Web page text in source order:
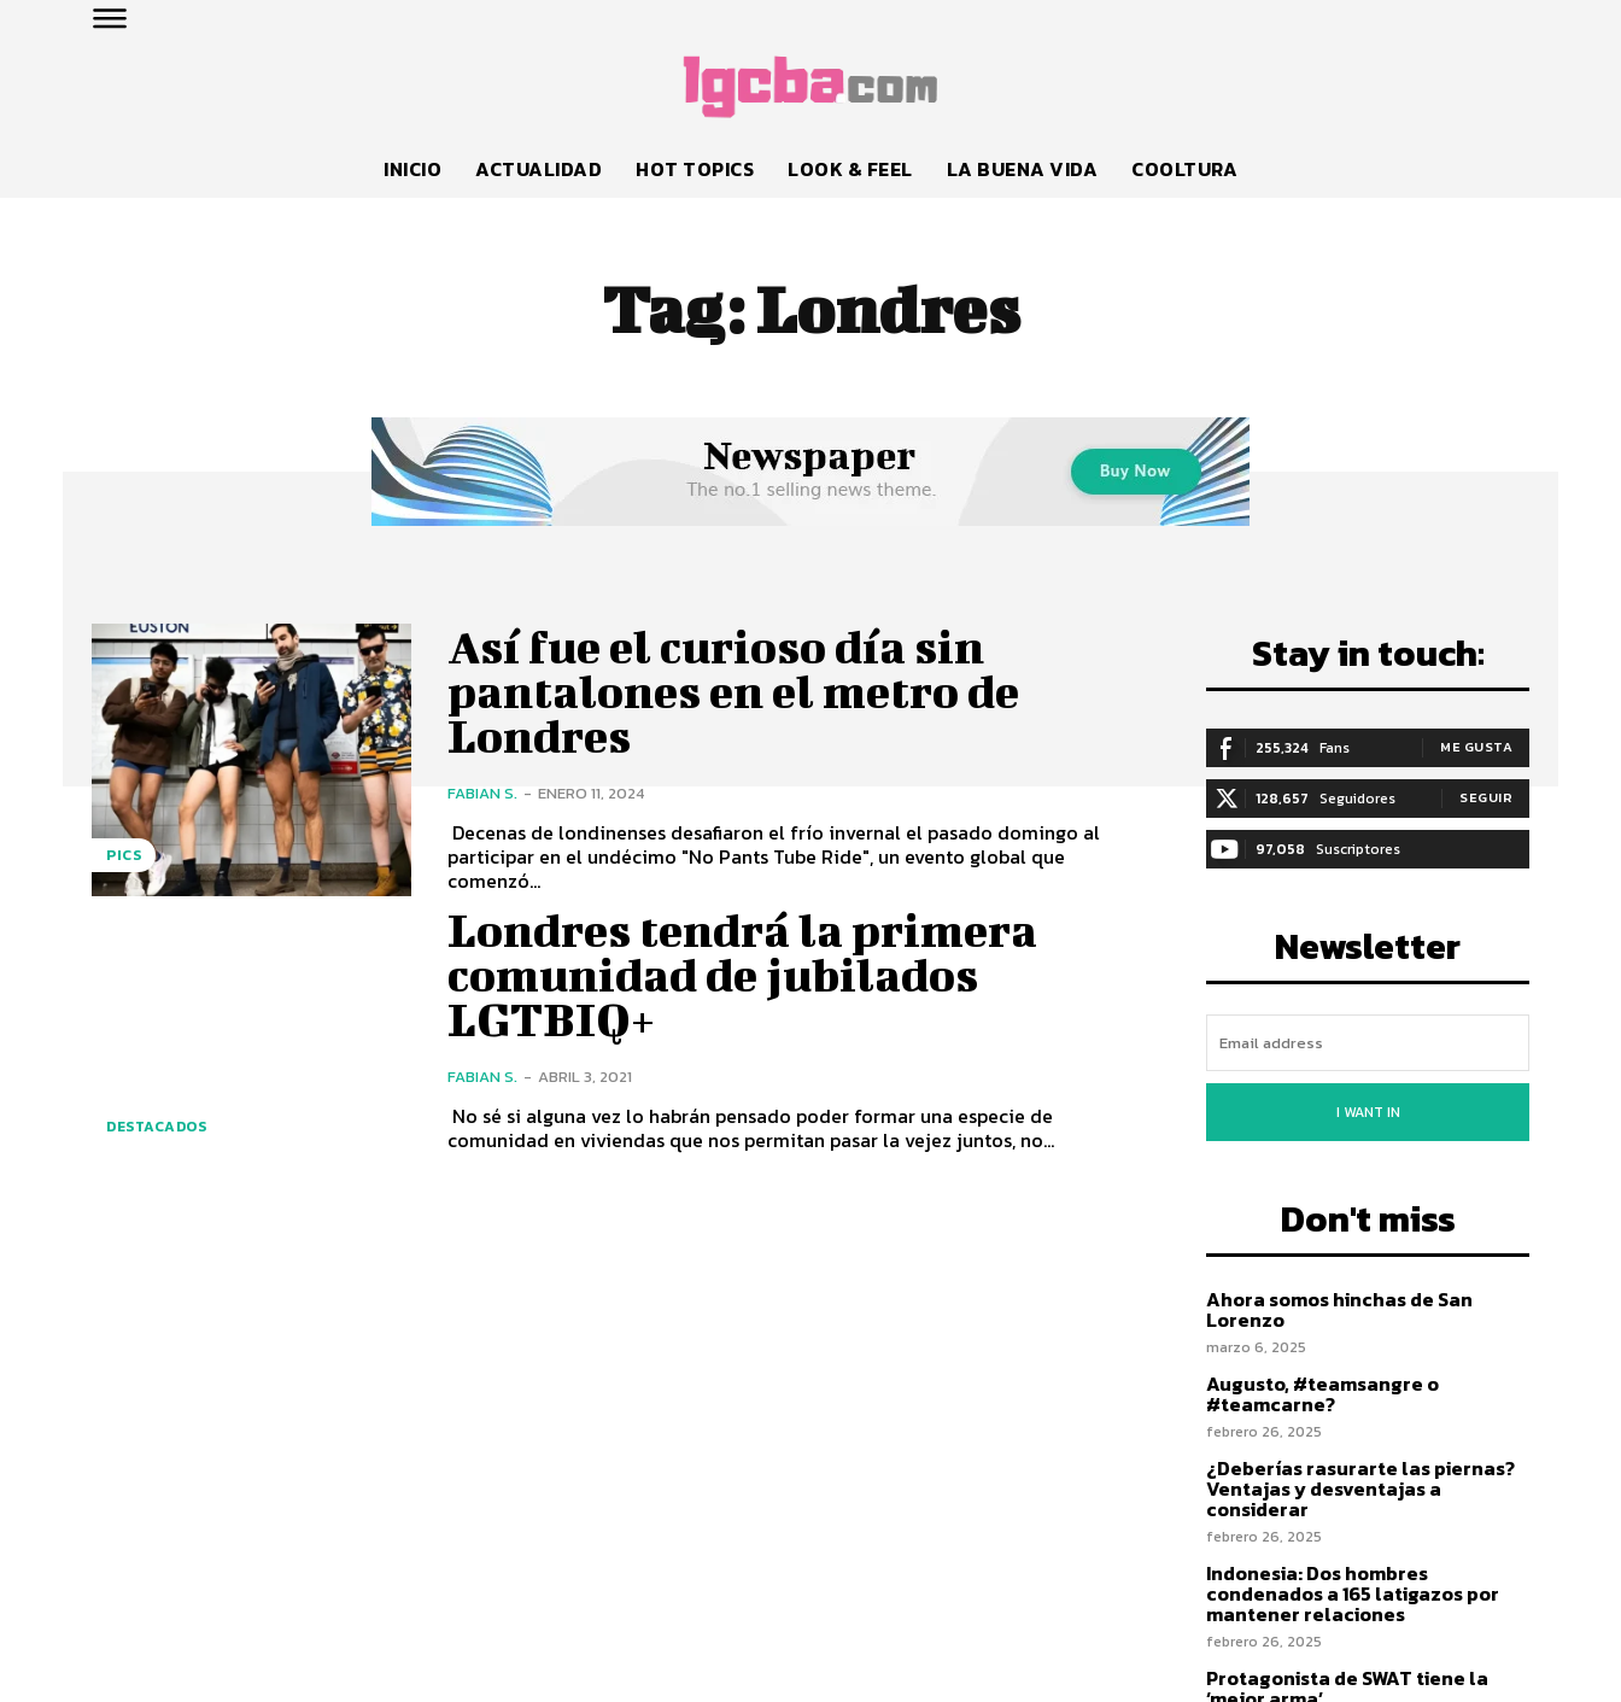
INICIO ACTUALIDAD HOT TOPICS LOOK & FEEL LA BUENA VIDA COOLTURA
Tag:Londres
PICS
Así fue el curioso día sin
pantalones en el metro de
Londres
FABIAN S. - ENERO 11, 2024
Decenas de londinenses desafiaron el frío invernal el pasado domingo al
participar en el undécimo "No Pants Tube Ride", un evento global que
comenzó...
DESTACADOS
Londres tendrá la primera
comunidad de jubilados
LGTBIQ+
FABIAN S. - ABRIL 3, 2021
No sé si alguna vez lo habrán pensado poder formar una especie de
comunidad en viviendas que nos permitan pasar la vejez juntos, no...
Stay in touch:
255,324 Fans ME GUSTA
128,657 Seguidores SEGUIR
97,058 Suscriptores
Newsletter
I WANT IN
Don't miss
Ahora somos hinchas de San
Lorenzo
marzo 6, 2025
Augusto, #teamsangre o
#teamcarne?
febrero 26, 2025
¿Deberías rasurarte las piernas?
Ventajas y desventajas a
considerar
febrero 26, 2025
Indonesia: Dos hombres
condenados a 165 latigazos por
mantener relaciones
febrero 26, 2025
Protagonista de SWAT tiene la